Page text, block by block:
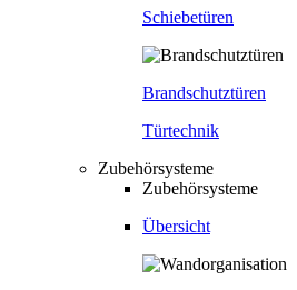
Schiebetüren
Brandschutztüren
Türtechnik
Zubehörsysteme
Zubehörsysteme
Übersicht